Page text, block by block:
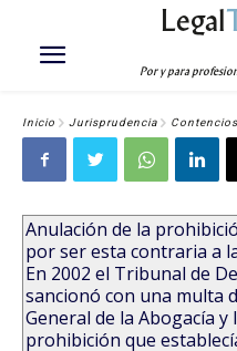
Legal
Por y para
Inicio Jurisprudencia
Anulación de la
por ser esta contraria a
En 2002 el Tribunal de
sancionó con una multa
General de la Abogacía
prohibición que